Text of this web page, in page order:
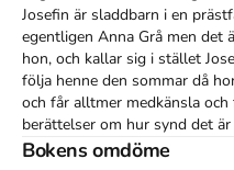
Josefin är sladdbarn i en
egentligen Anna Grå men det
hon, och kallar sig i stället
följa henne den sommar då
och får alltmer medkänsla
berättelser om hur synd det
dras hon in i mysteriet med
Bokens omdöme